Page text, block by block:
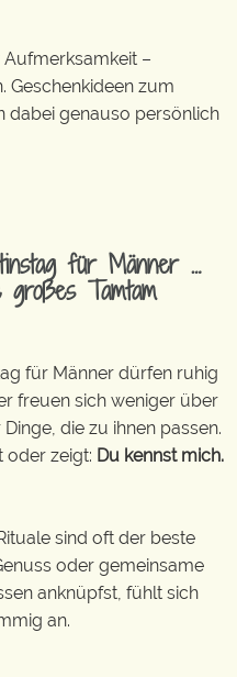
–
Geschenkideen zum
dabei genauso persönlich
für Männer …
Tamtam
für Männer dürfen ruhig
freuen sich weniger über
die zu ihnen passen.
oder zeigt: Du kennst mich.
sind oft der beste
oder gemeinsame
anknüpfst, fühlt sich
an.